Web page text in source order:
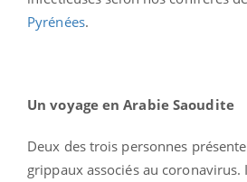
Pyrénées.
Un voyage en Arabie Saoudite
Deux des trois personnes
grippaux associés au coronavirus.